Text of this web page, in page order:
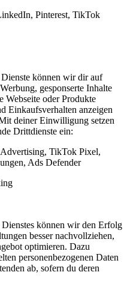
Pinterest, TikTok
können wir dir auf
gesponserte Inhalte
Webseite oder Produkte
Einkaufsverhalten anzeigen
deiner Einwilligung setzen
Drittdienste ein:
TikTok Pixel,
Ads Defender
können wir den Erfolg
besser nachvollziehen,
optimieren. Dazu
personenbezogenen Daten
ab, sofern du deren